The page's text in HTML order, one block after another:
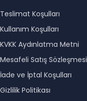
Teslimat Koşulları
Kullanım Koşulları
KVKK Aydınlatma Metni
Mesafeli Satış Sözleşmesi
İade ve İptal Koşulları
Gizlilik Politikası